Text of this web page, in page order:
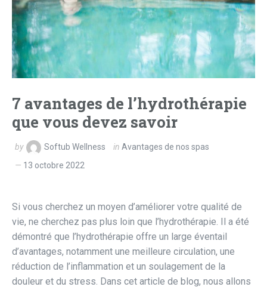
7 avantages de l’hydrothérapie
que vous devez savoir
by Softub Wellness in Avantages de nos spas
13 octobre 2022
Si vous cherchez un moyen d’améliorer votre qualité de
vie, ne cherchez pas plus loin que l’hydrothérapie. Il a été
démontré que l’hydrothérapie offre un large éventail
d’avantages, notamment une meilleure circulation, une
réduction de l’inflammation et un soulagement de la
douleur et du stress. Dans cet article de blog, nous allons